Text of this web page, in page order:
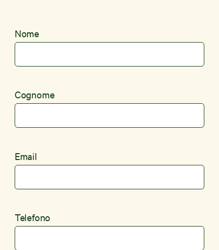
Nome
Cognome
Email
Telefono